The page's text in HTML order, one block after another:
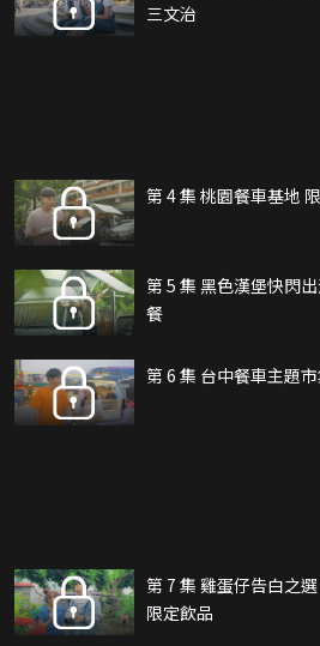
三文治
第
第 5 集 黑色漢堡快閃出沒 鐵板燒海
餐
第 6 集 台中餐車主題
第 7 集 雞蛋仔告白之選 工業風咖啡餐車
限定飲品